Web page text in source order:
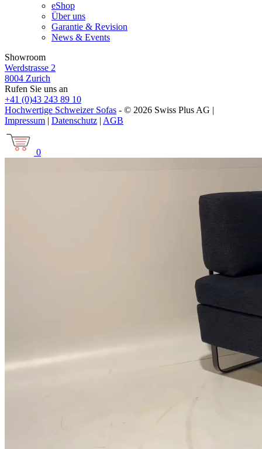
eShop
Über uns
Garantie & Revision
News & Events
Showroom
Werdstrasse 2
8004 Zurich
Rufen Sie uns an
+41 (0)43 243 89 10
Hochwertige Schweizer Sofas - © 2026 Swiss Plus AG |
Impressum | Datenschutz | AGB
0